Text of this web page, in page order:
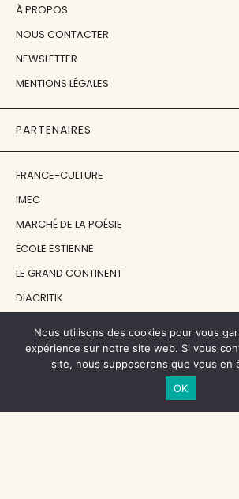
À PROPOS
NOUS CONTACTER
NEWSLETTER
MENTIONS LÉGALES
PARTENAIRES
FRANCE-CULTURE
IMEC
MARCHÉ DE LA POÉSIE
ÉCOLE ESTIENNE
LE GRAND CONTINENT
DIACRITIK
NOS SOUTIENS
CENTRE NATIONAL DU LIVRE
Nous utilisons des cookies pour vous
expérience sur notre site web. Si vous
site, nous supposerons que vous en
OK